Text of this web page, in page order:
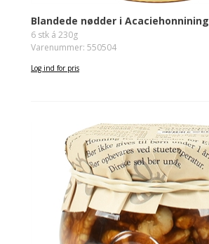
Blandede nødder i Acaciehonnining
6 stk á 230g
Varenummer: 550504
Log ind for pris